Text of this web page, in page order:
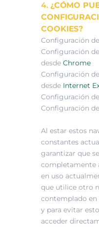
4. ¿CÓMO
COOKIES?
Configuración
Configuración
desde Chrome
Configuración
desde Internet
Configuración
Configuración
Al estar estos
constantes
garantizar que
completamente
en uso
que utilice otro
contemplado en
y para evitar
acceder